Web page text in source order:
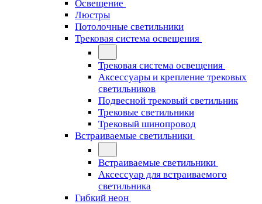
Освещение
Люстры
Потолочные светильники
Трековая система освещения
Трековая система освещения
Аксессуары и крепление трековых
светильников
Подвесной трековый светильник
Трековые светильники
Трековый шинопровод
Встраиваемые светильники
Встраиваемые светильники
Аксессуар для встраиваемого
светильника
Гибкий неон